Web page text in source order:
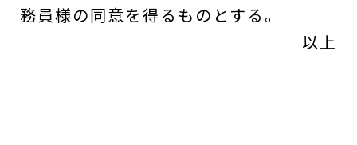
務員様の同意を得るものとする。
以上